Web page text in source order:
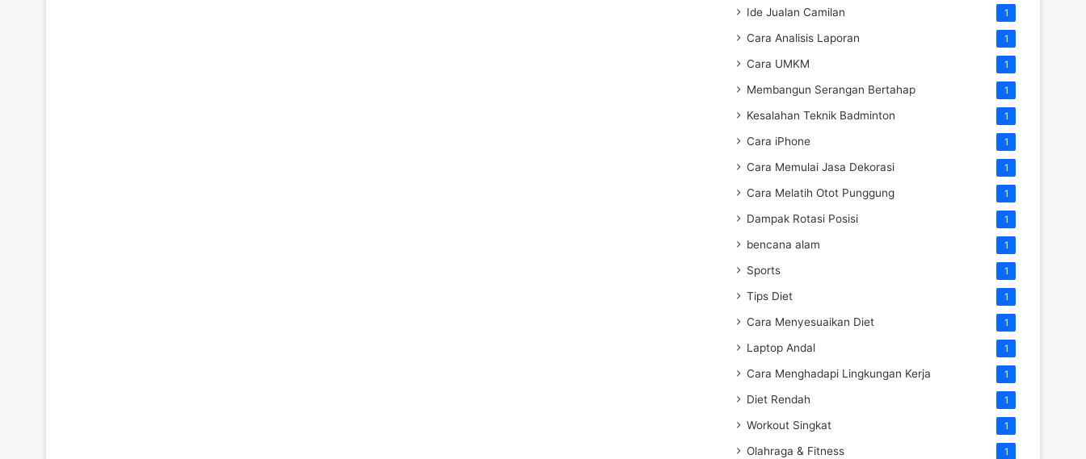
Ide Jualan Camilan 1
Cara Analisis Laporan 1
Cara UMKM 1
Membangun Serangan Bertahap 1
Kesalahan Teknik Badminton 1
Cara iPhone 1
Cara Memulai Jasa Dekorasi 1
Cara Melatih Otot Punggung 1
Dampak Rotasi Posisi 1
bencana alam 1
Sports 1
Tips Diet 1
Cara Menyesuaikan Diet 1
Laptop Andal 1
Cara Menghadapi Lingkungan Kerja 1
Diet Rendah 1
Workout Singkat 1
Olahraga & Fitness 1